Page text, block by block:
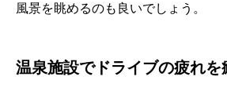
風景を眺めるのも良いでしょう。
温泉施設でドライブの疲れを